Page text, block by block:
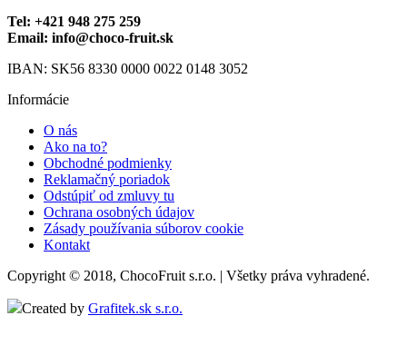
Tel: +421 948 275 259
Email: info@choco-fruit.sk
IBAN: SK56 8330 0000 0022 0148 3052
Informácie
O nás
Ako na to?
Obchodné podmienky
Reklamačný poriadok
Odstúpiť od zmluvy tu
Ochrana osobných údajov
Zásady používania súborov cookie
Kontakt
Copyright © 2018, ChocoFruit s.r.o. | Všetky práva vyhradené.
Created by Grafitek.sk s.r.o.